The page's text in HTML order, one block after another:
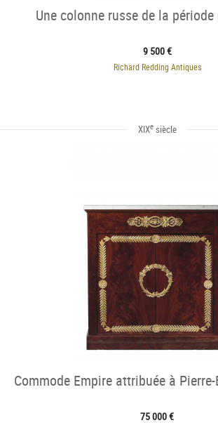
Une colonne russe de la
9 500 €
Richard Redding Antiques
XIXesiècle
Commode Empire attribuée à
75 000 €